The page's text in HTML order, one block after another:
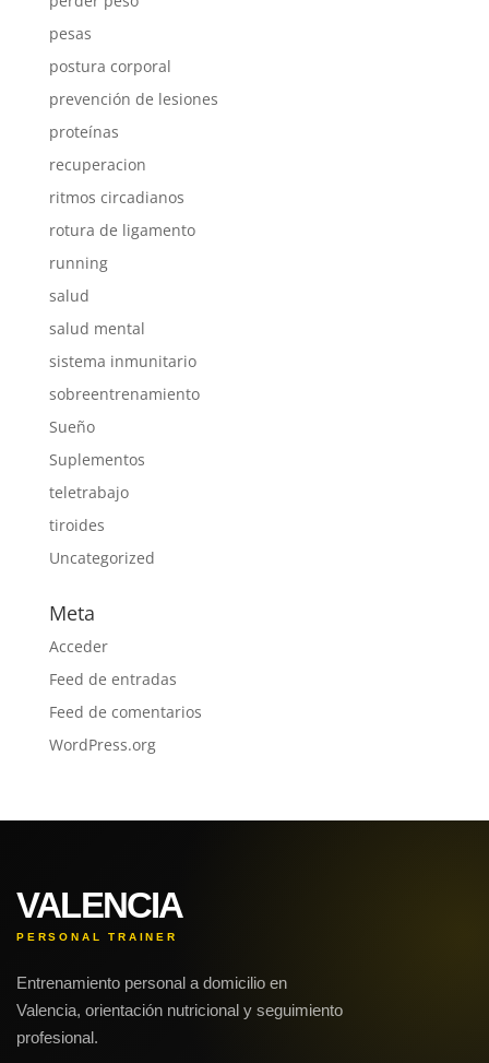
pesas
postura corporal
prevención de lesiones
proteínas
recuperacion
ritmos circadianos
rotura de ligamento
running
salud
salud mental
sistema inmunitario
sobreentrenamiento
Sueño
Suplementos
teletrabajo
tiroides
Uncategorized
Meta
Acceder
Feed de entradas
Feed de comentarios
WordPress.org
VALENCIA
PERSONAL TRAINER
Entrenamiento personal a domicilio en
Valencia, orientación nutricional y seguimiento
profesional.